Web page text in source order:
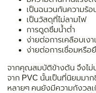
เป็นฉนวนกันความร้
เป็นวัสดุที่ไม่ลามไฟ
การดูดซึมน้ำต่ำ
ง่ายต่อการเคลือบเง
ง่ายต่อการเชื่อมหรื
จากคุณสมบัติข้างต้น จึงไม่น่
จาก PVC นั้นเป็นที่นิยมมา
หลายๆ คนยังมีความกังวล